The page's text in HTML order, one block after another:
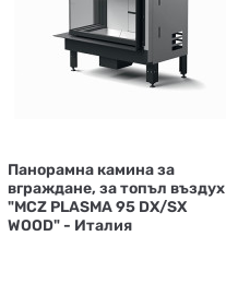
Панорамна камина за
вграждане, за топъл въздух
"MCZ PLASMA 95 DX/SX
WOOD" - Италия